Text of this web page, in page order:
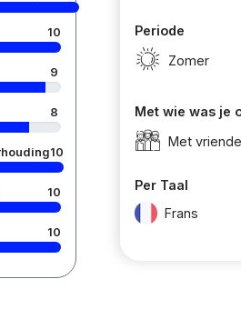
10
9
8
10
10
10
Periode
Zomer
Met wie was je
Met
Per Taal
Frans